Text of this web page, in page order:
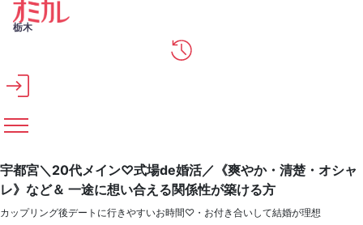
メインコンテンツへスキップ
栃木
宇都宮＼20代メイン♡式場de婚活／《爽やか・清楚・オシャ
レ》など＆ 一途に想い合える関係性が築ける方
カップリング後デートに行きやすいお時間♡・お付き合いして結婚が理想